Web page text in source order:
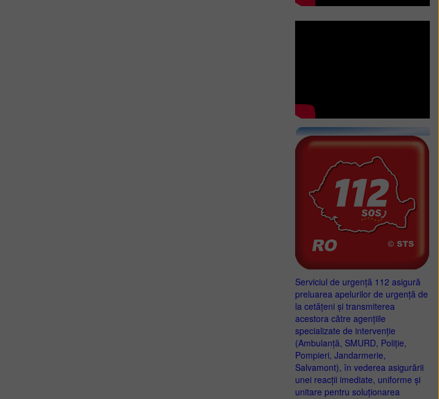
Serviciul de urgență 112 asigură
preluarea apelurilor de urgență de
la cetățeni și transmiterea
acestora către agențiile
specializate de intervenție
(Ambulanță, SMURD, Poliție,
Pompieri, Jandarmerie,
Salvamont), în vederea asigurării
unei reacții imediate, uniforme și
unitare pentru soluționarea